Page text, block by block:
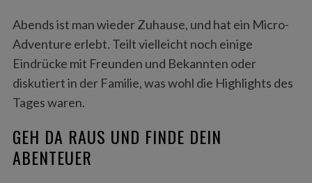
Abends ist man wieder Zuhause, und hat ein Micro-
Adventure erlebt. Teilt vielleicht noch einige
Eindrücke mit Freunden und Bekannten oder
diskutiert in der Familie, was wohl die Highlights des
Tages waren.
GEH DA RAUS UND FINDE DEIN
ABENTEUER